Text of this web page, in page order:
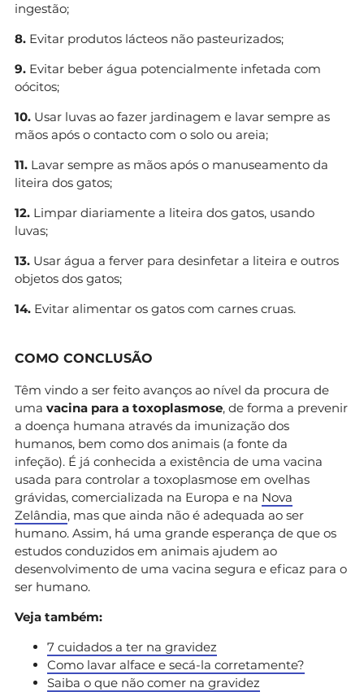
ingestão;
8. Evitar produtos lácteos não pasteurizados;
9. Evitar beber água potencialmente infetada com
oócitos;
10. Usar luvas ao fazer jardinagem e lavar sempre as
mãos após o contacto com o solo ou areia;
11. Lavar sempre as mãos após o manuseamento da
liteira dos gatos;
12. Limpar diariamente a liteira dos gatos, usando
luvas;
13. Usar água a ferver para desinfetar a liteira e outros
objetos dos gatos;
14. Evitar alimentar os gatos com carnes cruas.
COMO CONCLUSÃO
Têm vindo a ser feito avanços ao nível da procura de
uma vacina para a toxoplasmose, de forma a prevenir
a doença humana através da imunização dos
humanos, bem como dos animais (a fonte da
infeção). É já conhecida a existência de uma vacina
usada para controlar a toxoplasmose em ovelhas
grávidas, comercializada na Europa e na Nova
Zelândia, mas que ainda não é adequada ao ser
humano. Assim, há uma grande esperança de que os
estudos conduzidos em animais ajudem ao
desenvolvimento de uma vacina segura e eficaz para o
ser humano.
Veja também:
7 cuidados a ter na gravidez
Como lavar alface e secá-la corretamente?
Saiba o que não comer na gravidez